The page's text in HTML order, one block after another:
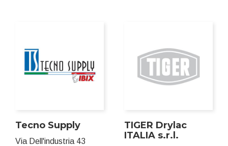
Tecno Supply
Via Dell'industria 43
TIGER Drylac
ITALIA s.r.l.